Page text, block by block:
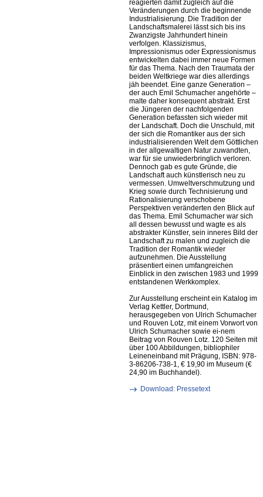
reagierten damit zugleich auf die
Veränderungen durch die beginnende
Industrialisierung. Die Tradition der
Landschaftsmalerei lässt sich bis ins
Zwanzigste Jahrhundert hinein
verfolgen. Klassizismus,
Impressionismus oder Expressionismus
entwickelten dabei immer neue Formen
für das Thema. Nach den Traumata der
beiden Weltkriege war dies allerdings
jäh beendet. Eine ganze Generation –
der auch Emil Schumacher angehörte –
malte daher konsequent abstrakt. Erst
die Jüngeren der nachfolgenden
Generation befassten sich wieder mit
der Landschaft. Doch die Unschuld, mit
der sich die Romantiker aus der sich
industrialisierenden Welt dem Göttlichen
in der allgewaltigen Natur zuwandten,
war für sie unwiederbringlich verloren.
Dennoch gab es gute Gründe, die
Landschaft auch künstlerisch neu zu
vermessen. Umweltverschmutzung und
Krieg sowie durch Technisierung und
Rationalisierung verschobene
Perspektiven veränderten den Blick auf
das Thema. Emil Schumacher war sich
all dessen bewusst und wagte es als
abstrakter Künstler, sein inneres Bild der
Landschaft zu malen und zugleich die
Tradition der Romantik wieder
aufzunehmen. Die Ausstellung
präsentiert einen umfangreichen
Einblick in den zwischen 1983 und 1999
entstandenen Werkkomplex.
Zur Ausstellung erscheint ein Katalog im
Verlag Kettler, Dortmund,
herausgegeben von Ulrich Schumacher
und Rouven Lotz, mit einem Vorwort von
Ulrich Schumacher sowie ei-nem
Beitrag von Rouven Lotz. 120 Seiten mit
über 100 Abbildungen, bibliophiler
Leineneinband mit Prägung, ISBN: 978-
3-86206-738-1, € 19,90 im Museum (€
24,90 im Buchhandel).
Download: Pressetext